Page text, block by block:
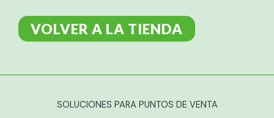
VOLVER A LA TIENDA
SOLUCIONES PARA PUNTOS DE VENTA